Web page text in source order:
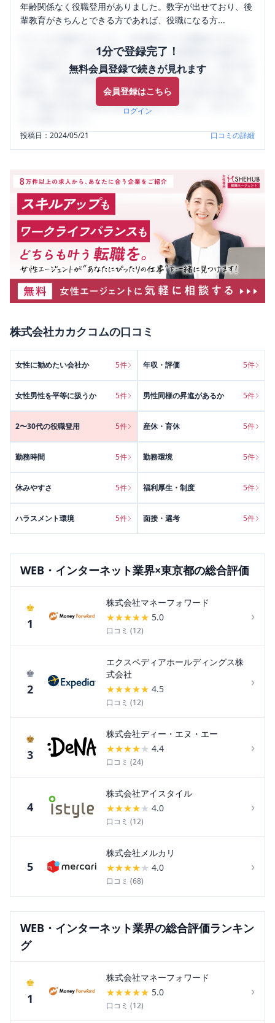
年齢関係なく役職登用がありました。数字が出せており、後
輩教育がきちんとできる方であれば、役職になる方...
1分で登録完了！
無料会員登録で続きが見れます
会員登録はこちら
ログイン
うになります。SHEHUB(シーハブ)は、女性限定の企業口コ
ミの投稿サイトです。給与面・女性の働きやすさ・会社の評
判など、女性の転職は気にすべき点がたくさんあります。先
輩社員（元社員）の口コミを通して、本当の会社の姿を知
り、将来の不安や現在の悩みを解消するために、ぜひサイト
投稿日：2024/05/21 口コミの詳細
株式会社カカクコムの口コミ
女性に勧めたい会社か 5件 年収・評価 5件
女性男性を平等に扱うか 5件 男性同様の昇進があるか 5件
2〜30代の役職登用 5件 産休・育休 5件
勤務時間 5件 勤務環境 5件
休みやすさ 5件 福利厚生・制度 5件
ハラスメント環境 5件 面接・選考 5件
WEB・インターネット業界×東京都の総合評価
♚
1
株式会社マネーフォワード
★★★★★ 5.0
口コミ (12)
›
♚
2
エクスペディアホールディングス株
式会社
★★★★★ 4.5
口コミ (12)
›
♚
3
株式会社ディー・エヌ・エー
★★★★★ 4.4
口コミ (24)
›
4
株式会社アイスタイル
★★★★★ 4.0
口コミ (12)
›
5
株式会社メルカリ
★★★★★ 4.0
口コミ (68)
›
WEB・インターネット業界の総合評価ランキン
グ
♚
1
株式会社マネーフォワード
★★★★★ 5.0
口コミ (12)
›